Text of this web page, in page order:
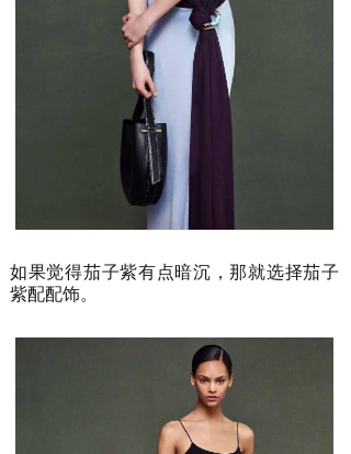
如果觉得茄子紫有点暗沉，那就选择茄子
紫配配饰。